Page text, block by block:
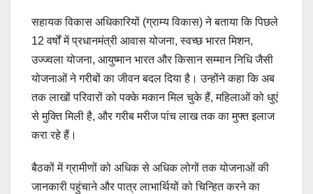
सहायक विकास अधिकारियों (ग्राम्य विकास) ने बताया कि पिछले
12 वर्षों में प्रधानमंत्री आवास योजना, स्वच्छ भारत मिशन,
उज्ज्वला योजना, आयुष्मान भारत और किसान सम्मान निधि जैसी
योजनाओं ने गरीबों का जीवन बदल दिया है। उन्होंने कहा कि अब
तक लाखों परिवारों को पक्के मकान मिल चुके हैं, महिलाओं को धुएं
से मुक्ति मिली है, और गरीब मरीज पांच लाख तक का मुफ्त इलाज
करा रहे हैं।
बैठकों में ग्रामीणों को अधिक से अधिक लोगों तक योजनाओं की
जानकारी पहुंचाने और पात्र लाभार्थियों को चिन्हित करने का